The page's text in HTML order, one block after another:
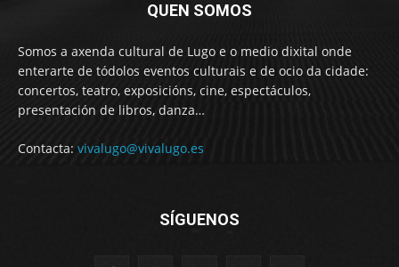
QUEN SOMOS
Somos a axenda cultural de Lugo e o medio dixital onde
enterarte de tódolos eventos culturais e de ocio da cidade:
concertos, teatro, exposicións, cine, espectáculos,
presentación de libros, danza…
Contacta: vivalugo@vivalugo.es
SÍGUENOS